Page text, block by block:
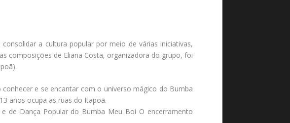
a cultura popular por meio de várias iniciativas,
composições de Eliana Costa, organizadora do grupo, foi
e se encantar com o universo mágico do Bumba
anos ocupa as ruas do Itapoã.
de Dança Popular do Bumba Meu Boi O encerramento